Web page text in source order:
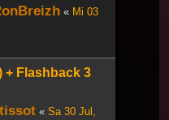
« Mi 03
+ Flashback 3
« Sa 30 Jul,